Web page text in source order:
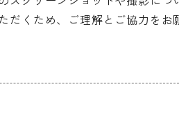
だくため、ご理解とご協力をお